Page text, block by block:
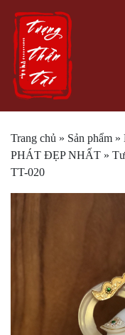
Trang chủ » Sản phẩm »
PHÁT ĐẸP NHẤT »
TT-020